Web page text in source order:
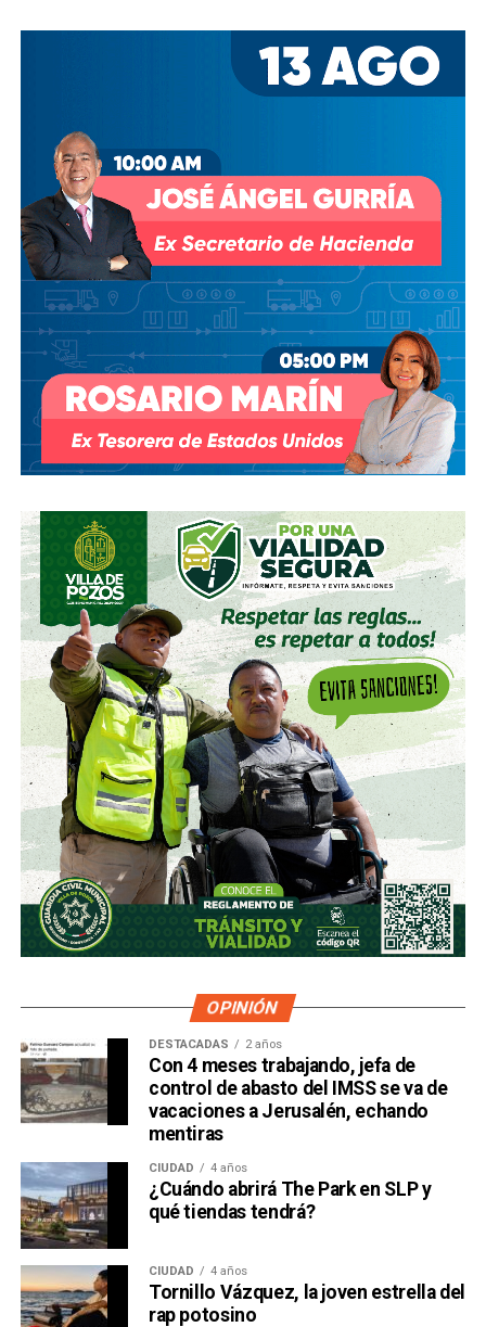
OPINIÓN
DESTACADAS 2 años
Con 4 meses trabajando, jefa de
control de abasto del IMSS se va de
vacaciones a Jerusalén, echando
mentiras
CIUDAD 4 años
¿Cuándo abrirá The Park en SLP y
qué tiendas tendrá?
CIUDAD 4 años
Tornillo Vázquez, la joven estrella del
rap potosino